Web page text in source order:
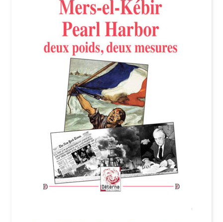
Livres de Philippe Randa
Login Customizer
Newsletter
Nous Contacter
Politique de confidentialité et cookies
Qui sommes-nous ?
Soutien à Philippe Randa
Suivi de la Commande